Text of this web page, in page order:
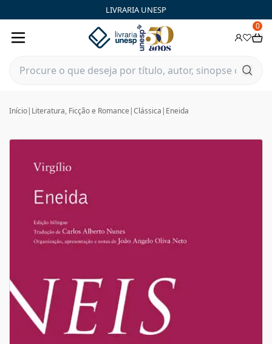
LIVRARIA UNESP
0
Início| Literatura, Ficção e Romance |Clássica | Eneida